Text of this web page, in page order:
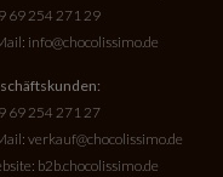
69 254 271 29
info@chocolissimo.de
69 254 271 27
verkauf@chocolissimo.de
b2b.chocolissimo.de